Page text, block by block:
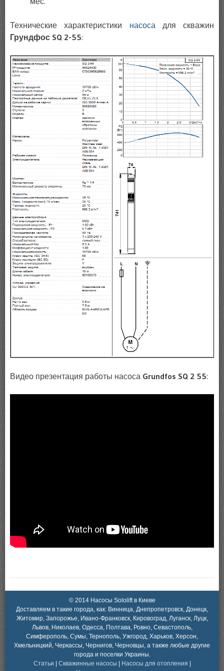
Технические характеристики насосадля скважин
Грундфос SQ 2-55:
Видео презентация работы насоса Grundfos SQ 2 55:
© 2014 Насосы Sololift в Киеве
Доставляем в такие города, как: Винница, Днепропетровск, Донецк,
Житомир, Запорожье, Ивано-Франковск, Кировоград, Луганск, Луцк,
Львов, Николаев, Одесса, Полтава, Ровно, Севастополь,
Симферополь, Сумы, Тернополь, Ужгород, Харьков, Херсон,
Хмельницкий, Черкассы, Чернигов, Черновцы, а также любые другие
города и поселки Украины.
Статьи
Скважинные насосы Насосы для отопления